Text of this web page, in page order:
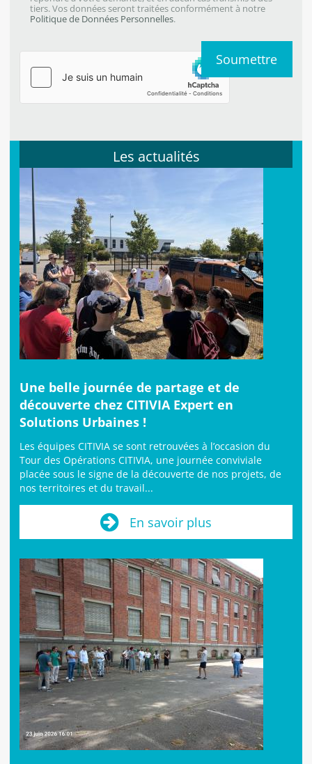
tiers. Vos données seront traitées conformément à notre
Politique de Données Personnelles.
Les actualités
Une belle journée de partage et de
découverte chez CITIVIA Expert en
Solutions Urbaines !
Les équipes CITIVIA se sont retrouvées à l’occasion du
Tour des Opérations CITIVIA, une journée conviviale
placée sous le signe de la découverte de nos projets, de
nos territoires et du travail...
En savoir plus